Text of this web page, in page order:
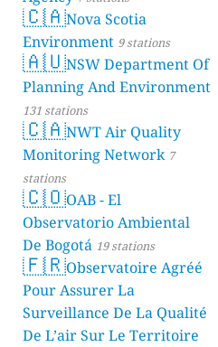
🇨🇦Nova Scotia
Environment 9 stations
🇦🇺NSW Department Of
Planning And Environment
131 stations
🇨🇦NWT Air Quality
Monitoring Network 7
stations
🇨🇴OAB - El
Observatorio Ambiental
De Bogotá 19 stations
🇫🇷Observatoire Agréé
Pour Assurer La
Surveillance De La Qualité
De L’air Sur Le Territoire